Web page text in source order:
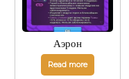
Аэрон
Read more